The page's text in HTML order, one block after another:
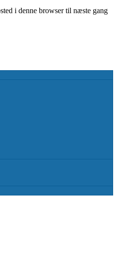
i denne browser til næste gang